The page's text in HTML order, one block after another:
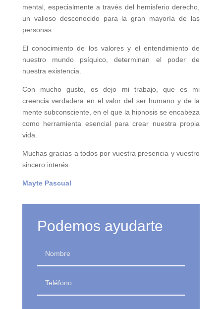
mental, especialmente a través del hemisferio derecho,
un valioso desconocido para la gran mayoría de las
personas.
El conocimiento de los valores y el entendimiento de
nuestro mundo psíquico, determinan el poder de
nuestra existencia.
Con mucho gusto, os dejo mi trabajo, que es mi
creencia verdadera en el valor del ser humano y de la
mente subconsciente, en el que la hipnosis se encabeza
como herramienta esencial para crear nuestra propia
vida.
Muchas gracias a todos por vuestra presencia y vuestro
sincero interés.
Mayte Pascual
Podemos ayudarte